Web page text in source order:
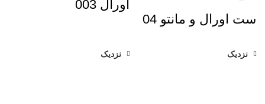
ست اورال و مانتو 04
اورال 003
نزدیک نزدیک